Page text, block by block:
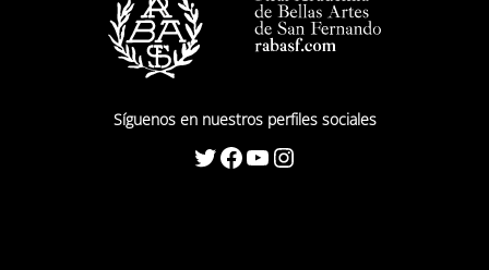
Síguenos en nuestros perfiles sociales
Twitter Facebook YouTube Instagram